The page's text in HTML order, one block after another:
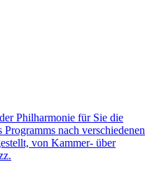
Philharmonie für Sie die
nach verschiedenen
von Kammer- über